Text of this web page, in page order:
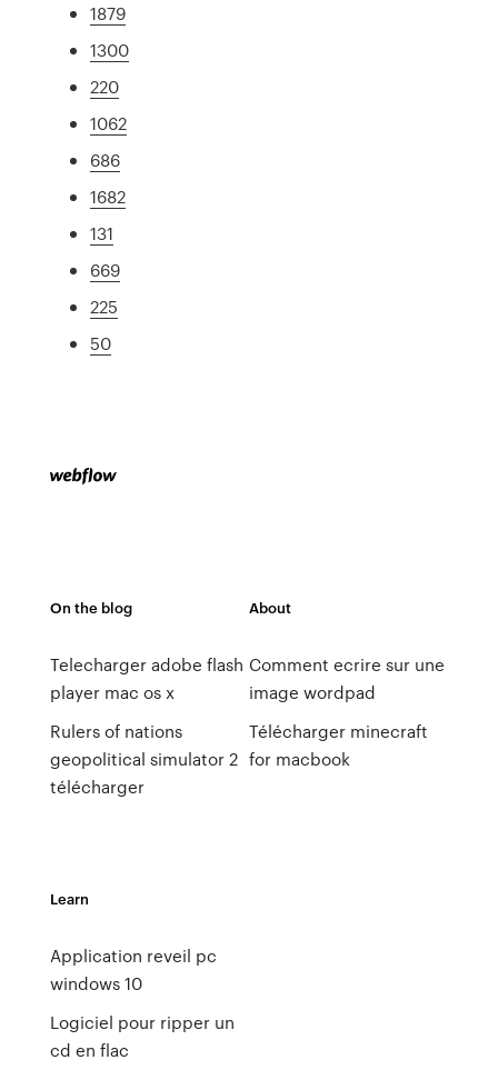
1879
1300
220
1062
686
1682
131
669
225
50
On the blog
Telecharger adobe flash
player mac os x
Rulers of nations
geopolitical simulator 2
télécharger
About
Comment ecrire sur une
image wordpad
Télécharger minecraft
for macbook
Learn
Application reveil pc
windows 10
Logiciel pour ripper un
cd en flac